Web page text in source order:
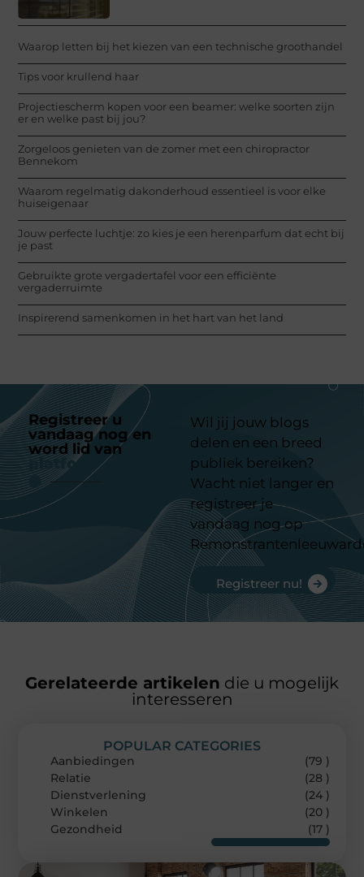
Waarop letten bij het kiezen van een technische groothandel
Tips voor krullend haar
Projectiescherm kopen voor een beamer: welke soorten zijn
er en welke past bij jou?
Zorgeloos genieten van de zomer met een chiropractor
Bennekom
Waarom regelmatig dakonderhoud essentieel is voor elke
huiseigenaar
Jouw perfecte luchtje: zo kies je een herenparfum dat echt bij
je past
Gebruikte grote vergadertafel voor een efficiënte
vergaderruimte
Inspirerend samenkomen in het hart van het land
Registreer u
vandaag nog en
word lid van
platform
Wil jij jouw blogs
delen en een breed
publiek bereiken?
Wacht niet langer en
registreer je
vandaag nog op
Registreer nu!
Gerelateerde artikelen die u mogelijk
interesseren
POPULAR CATEGORIES
Aanbiedingen
(79 )
Relatie
(28 )
Dienstverlening
(24 )
Winkelen
(20 )
Gezondheid
(17 )